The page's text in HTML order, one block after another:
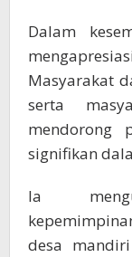
Dalam
Masyarakat
serta
mendorong
signifikan
Ia
desa